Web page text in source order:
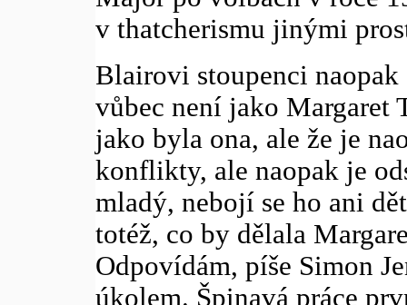
v thatcherismu jinými
Blairovi stoupenci
vůbec není jako Margaret
jako byla ona, ale že je
konflikty, ale naopak je
mladý, nebojí se ho ani
totéž, co by dělala
Odpovídám, píše Simon
úkolem. Špinavá práce